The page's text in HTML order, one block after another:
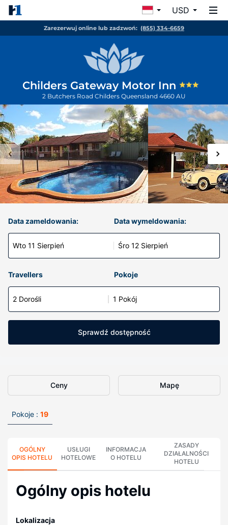
USD
Zarezerwuj online lub zadzwoń: (855) 334-6659
Childers Gateway Motor Inn
2 Butchers Road Childers Queensland 4660 AU
Data zameldowania:
Wto 11 Sierpień
Data wymeldowania:
Śro 12 Sierpień
Travellers Pokoje
2 Dorośli 1 Pokój
Sprawdź dostępność
Ceny Mapę
Pokoje : 19
OGÓLNY
OPIS HOTELU
USŁUGI
HOTELOWE
INFORMACJA
O HOTELU
ZASADY
DZIAŁALNOŚCI
HOTELU
Ogólny opis hotelu
Lokalizacja